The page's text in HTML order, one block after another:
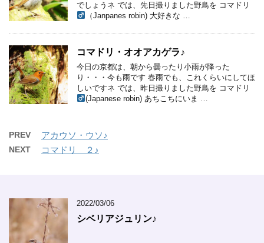
でしょうネ では、先日撮りました野鳥を コマドリ
（Janpanes robin) 大好きな …
コマドリ・オオアカゲラ♪
今日の京都は、朝から曇ったり小雨が降った
り・・・今も雨です 春雨でも、これくらいにしてほ
しいですネ では、昨日撮りました野鳥を コマドリ
(Japanese robin) あちこちにいま …
PREV アカウソ・ウソ♪
NEXT コマドリ ２♪
2022/03/06
シベリアジュリン♪